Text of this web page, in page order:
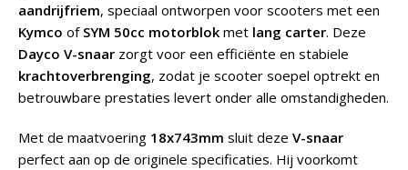
aandrijfriem, speciaal ontworpen voor scooters met een
Kymco of SYM 50cc motorblok met lang carter. Deze
Dayco V-snaar zorgt voor een efficiënte en stabiele
krachtoverbrenging, zodat je scooter soepel optrekt en
betrouwbare prestaties levert onder alle omstandigheden.
Met de maatvoering 18x743mm sluit deze V-snaar
perfect aan op de originele specificaties. Hij voorkomt